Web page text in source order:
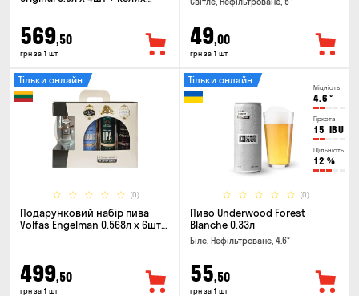
569,50
грн за 1 шт
49,00
грн за 1 шт
(0)
Тільки онлайн
Подарунковий набір пива
Volfas Engelman 0.568л x 6шт +
499,50
грн за 1 шт
Міцність
4.6 °
Гіркота
15 IBU
Щільність
12 %
(0)
Тільки онлайн
Пиво Underwood Forest
Blanche 0.33л
Біле, Нефільтроване, 4.6°
55,50
грн за 1 шт